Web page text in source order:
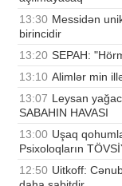
13:30 Messidən
birincidir
13:20 SEPAH:
13:10 Alimlər min
13:07 Leysan
SABAHIN HAVASI
13:00 Uşaq
Psixoloqların
12:50 Uitkoff: